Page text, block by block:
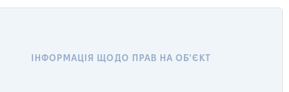
ІНФОРМАЦІЯ ЩОДО ПРАВ НА ОБ'ЄКТ